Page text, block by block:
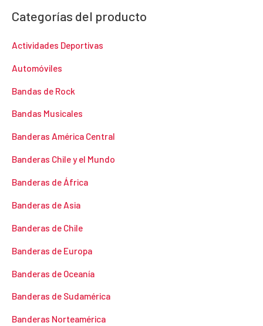
Categorías del producto
Actividades Deportivas
Automóviles
Bandas de Rock
Bandas Musicales
Banderas América Central
Banderas Chile y el Mundo
Banderas de África
Banderas de Asia
Banderas de Chile
Banderas de Europa
Banderas de Oceanía
Banderas de Sudamérica
Banderas Norteamérica